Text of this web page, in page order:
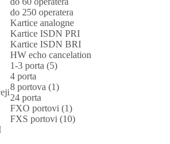
do 250 operatera
Kartice analogne
Kartice ISDN PRI
Kartice ISDN BRI
HW echo cancelation
1-3 porta (5)
4 porta
8 portova (1)
24 porta
FXO portovi (1)
FXS portovi (10)